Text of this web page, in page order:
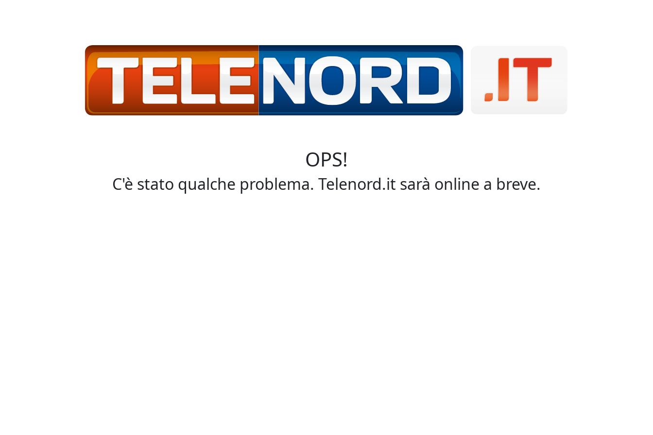
OPS!
C'è stato qualche problema. Telenord.it sarà online a breve.